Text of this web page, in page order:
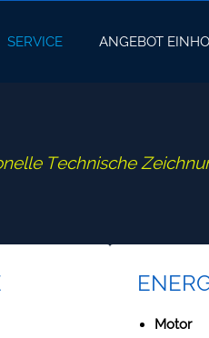
SERVICE ANGEBOT
Technische
Motor